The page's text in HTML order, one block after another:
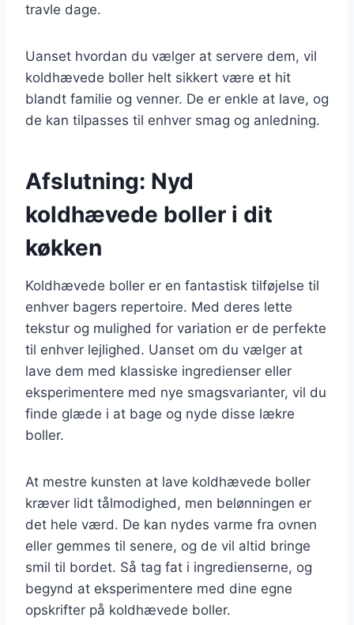
travle dage.
Uanset hvordan du vælger at servere dem, vil
koldhævede boller helt sikkert være et hit
blandt familie og venner. De er enkle at lave, og
de kan tilpasses til enhver smag og anledning.
Afslutning: Nyd
koldhævede boller i dit
køkken
Koldhævede boller er en fantastisk tilføjelse til
enhver bagers repertoire. Med deres lette
tekstur og mulighed for variation er de perfekte
til enhver lejlighed. Uanset om du vælger at
lave dem med klassiske ingredienser eller
eksperimentere med nye smagsvarianter, vil du
finde glæde i at bage og nyde disse lækre
boller.
At mestre kunsten at lave koldhævede boller
kræver lidt tålmodighed, men belønningen er
det hele værd. De kan nydes varme fra ovnen
eller gemmes til senere, og de vil altid bringe
smil til bordet. Så tag fat i ingredienserne, og
begynd at eksperimentere med dine egne
opskrifter på koldhævede boller.